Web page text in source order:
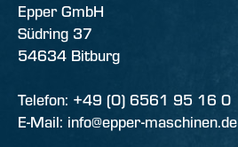
Epper GmbH
Südring 37
54634 Bitburg
Telefon: +49 (0) 6561 95 16 0
E-Mail: info@epper-maschinen.de